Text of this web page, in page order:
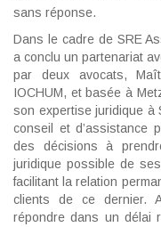
sans réponse.
Dans le cadre de SRE
a conclu un partenariat
par deux avocats,
IOCHUM, et basée à
son expertise juridique à
conseil et d’assistance
des décisions à
juridique possible de
facilitant la relation
clients de ce dernier.
répondre dans un délai